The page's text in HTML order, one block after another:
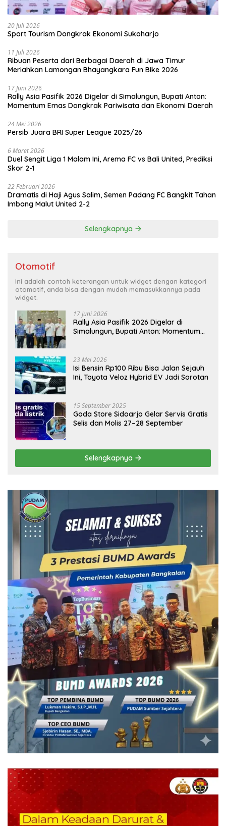
20 Juli 2026
Sport Tourism Dongkrak Ekonomi Sukoharjo
11 Juli 2026
Ribuan Peserta dari Berbagai Daerah di Jawa Timur
Meriahkan Lamongan Bhayangkara Fun Bike 2026
17 Juni 2026
Rally Asia Pasifik 2026 Digelar di Simalungun, Bupati Anton:
Momentum Emas Dongkrak Pariwisata dan Ekonomi Daerah
24 Mei 2026
Persib Juara BRI Super League 2025/26
6 Maret 2026
Duel Sengit Liga 1 Malam Ini, Arema FC vs Bali United, Prediksi
Skor 2-1
22 Februari 2026
Dramatis di Haji Agus Salim, Semen Padang FC Bangkit Tahan
Imbang Malut United 2-2
Selengkapnya
Otomotif
Ini adalah contoh keterangan untuk widget dengan kategori
otomotif, anda bisa dengan mudah memasukkannya pada
widget.
17 Juni 2026
Rally Asia Pasifik 2026 Digelar di
Simalungun, Bupati Anton: Momentum
23 Mei 2026
Isi Bensin Rp100 Ribu Bisa Jalan Sejauh
Ini, Toyota Veloz Hybrid EV Jadi Sorotan
15 September 2025
Goda Store Sidoarjo Gelar Servis Gratis
Selis dan Molis 27–28 September
Selengkapnya